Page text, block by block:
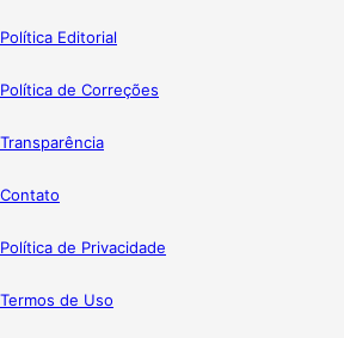
Política Editorial
Política de Correções
Transparência
Contato
Política de Privacidade
Termos de Uso